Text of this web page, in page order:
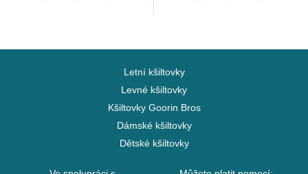
Letní kšiltovky
Levné kšiltovky
Kšiltovky Goorin Bros
Dámské kšiltovky
Dětské kšiltovky